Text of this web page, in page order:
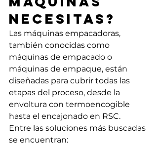
necesitas?
Las máquinas empacadoras,
también conocidas como
máquinas de empacado o
máquinas de empaque, están
diseñadas para cubrir todas las
etapas del proceso, desde la
envoltura con termoencogible
hasta el encajonado en RSC.
Entre las soluciones más buscadas
se encuentran: